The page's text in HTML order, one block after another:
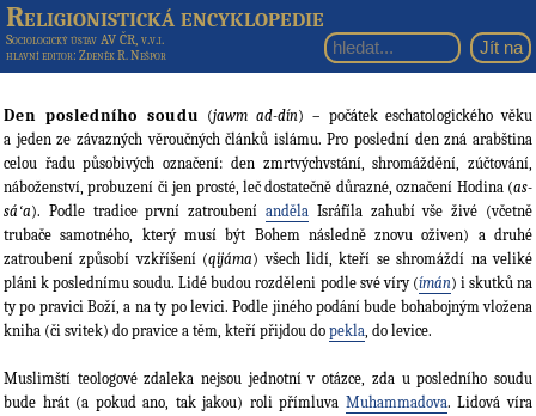
Religionistická encyklopedie
Sociologický ústav AV ČR, v.v.i.
hlavní editor: Zdeněk R. Nešpor
Den posledního soudu (jawm ad-dín) – počátek eschatologického věku
a jeden ze závazných věroučných článků islámu. Pro poslední den zná arabština
celou řadu působivých označení: den zmrtvýchvstání, shromáždění, zúčtování,
náboženství, probuzení či jen prosté, leč dostatečně důrazné, označení Hodina (as-
sáʻa). Podle tradice první zatroubení anděla Isráfíla zahubí vše živé (včetně
trubače samotného, který musí být Bohem následně znovu oživen) a druhé
zatroubení způsobí vzkříšení (qijáma) všech lidí, kteří se shromáždí na veliké
pláni k poslednímu soudu. Lidé budou rozděleni podle své víry (ímán) i skutků na
ty po pravici Boží, a na ty po levici. Podle jiného podání bude bohabojným vložena
kniha (či svitek) do pravice a těm, kteří přijdou do pekla, do levice.
Muslimští teologové zdaleka nejsou jednotní v otázce, zda u posledního soudu
bude hrát (a pokud ano, tak jakou) roli přímluva Muhammadova. Lidová víra